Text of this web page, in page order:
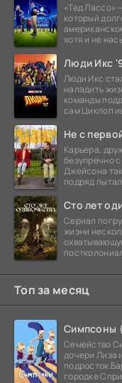
«Тед Лассо»
который
хотя и не
Люди Икс
Люди Икс
наладить
команды
сам Циклоп
Не с
Карьера,
безупречно
Джейсона
подряд
Сто лет
Сериал
жизни
Топ за месяц
Симпсоны
Семейство
дочери Лиза
подросток
городке